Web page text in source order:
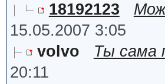
18192123
15.05.2007 3:05
volvo
Ты сама
20:11